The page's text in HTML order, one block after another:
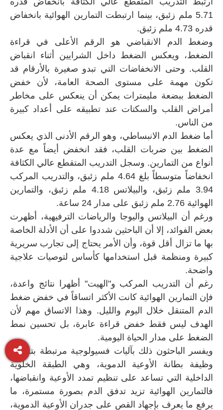
5.71 ملم زئبق، بينما ارتبطت التمارين الهوائية بانخفاض
قدره 4.73 ملم زئبق.
وضغط الدم الانقباضي هو الرقم الأعلى في قراءة
الضغط، ويعكس الضغط داخل الشرايين أثناء انقباض
القلب. وحتى الانخفاضات التي تبدو صغيرة بالأرقام قد
تكون مهمة على مستوى الصحة العامة، لأن خفض
الضغط ببضعة مليمترات يمكن أن ينعكس على مخاطر
أمراض القلب والسكتات عند تطبيقه على أعداد كبيرة
من الناس.
أما ضغط الدم الانبساطي، وهو الرقم الأدنى الذي يعكس
الضغط بين ضربات القلب، فقد انخفض أيضاً مع عدة
أنواع من التمارين. وسجل التدريب المتقطع عالي الكثافة
انخفاضاً متوسطاً بلغ 4.64 ملم زئبق، والتدريب المركب
3.94 ملم زئبق، والبيلاتس 4.18 ملم زئبق، والتمارين
الهوائية 2.76 ملم زئبق على مدار 24 ساعة.
ورغم أن البيلاتس واليوجا والرياضات الترفيهية، أظهرت
بعض الفوائد، إلا أن الباحثين شددوا على أن الأدلة الخاصة
بها ما تزال أقل قوة، وأن الأمر يحتاج إلى تجارب سريرية
كبيرة ومنظمة قبل استخدامها كأساس لتوصيات علاجية
واضحة.
رغم أن التدريب المركب و"الهيت" أظهرا نتائج واعدة،
فإن التمارين الهوائية كانت الأكثر اتساقاً في خفض ضغط
الدم المتنقل خلال اليوم والليل. وهذا الاتساق مهم لأن
الهدف ليس فقط خفض قراءة عابرة، بل تحسين نمط
الضغط على مدار الحياة اليومية.
ويفسر الباحثون ذلك بآليات فسيولوجية مرتبطة بتحسن
وظيفة بطانة الأوعية الدموية، وهي الطبقة الخلوية
الداخلية التي تساعد على تنظيم تمدد الأوعية وانقباضها،
فالتمارين الهوائية تزيد تدفق الدم بصورة مستمرة، ما
يرفع ما يعرف بإجهاد القص على جدران الأوعية الدموية،